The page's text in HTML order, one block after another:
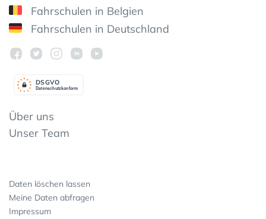
Fahrschulen in Belgien
Fahrschulen in Deutschland
Datenschutzkonform
DSGVO
Über uns
Unser Team
Daten löschen lassen
Meine Daten abfragen
Impressum